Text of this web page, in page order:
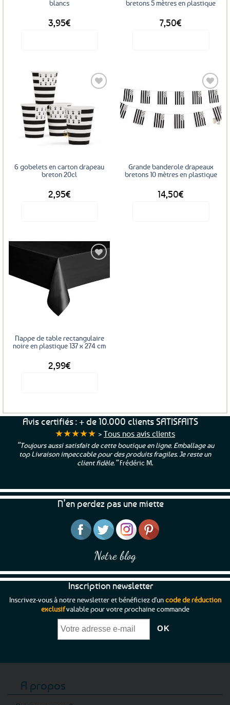
blancs
3,95€
bretons 5 mètres en plastique
7,50€
Ajouter
aux
favoris
6 gobelets en carton drapeau
breton 20cl
2,95€
Ajouter
aux
favoris
Grande banderole drapeaux
bretons 10 mètres en plastique
14,50€
Ajouter
Nappe de table rectangulaire
noire en plastique 137 x 274 cm
2,99€
Avis certifiés : + de 10.000 clients SATISFAITS
★★★★★ > Tous nos avis clients
“Toujours aussi satisfait de cette boutique en ligne. Emballage au
top Livraison impeccable pour des produits fragiles. Je reste un
client fidèle.”Frédéric M.
N’en perdez pas une miette
Notre blog
Inscription newsletter
Inscrivez-vous à notre newsletter et bénéficiez d'uncode de réduction
exclusifvalable pour votre prochaine commande
A propos